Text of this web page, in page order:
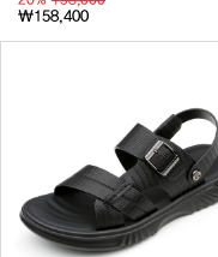
₩158,400